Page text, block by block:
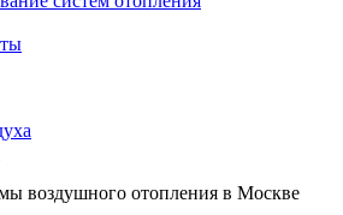
воздушного отопления в Москве